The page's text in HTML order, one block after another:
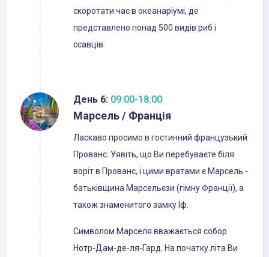
скоротати час в океанаріумі, де
представлено понад 500 видів риб і
ссавців.
День 6: 09:00-18:00
Марсель / Франція
Ласкаво просимо в гостинний французький
Прованс. Уявіть, що Ви перебуваєте біля
воріт в Прованс, і цими вратами є Марсель -
батьківщина Марсельєзи (гімну Франції), а
також знаменитого замку Іф.
Символом Марселя вважається собор
Нотр-Дам-де-ля-Гард. На початку літа Ви